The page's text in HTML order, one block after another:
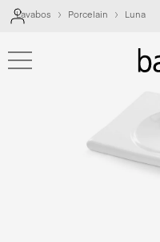
Lavabos Porcelain Luna